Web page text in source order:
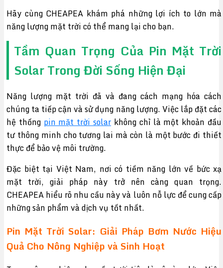
Hãy cùng CHEAPEA khám phá những lợi ích to lớn mà
năng lượng mặt trời có thể mang lại cho bạn.
Tầm Quan Trọng Của Pin Mặt Trời
Solar Trong Đời Sống Hiện Đại
Năng lượng mặt trời đã và đang cách mạng hóa cách
chúng ta tiếp cận và sử dụng năng lượng. Việc lắp đặt các
hệ thống pin mặt trời solarkhông chỉ là một khoản đầu
tư thông minh cho tương lai mà còn là một bước đi thiết
thực để bảo vệ môi trường.
Đặc biệt tại Việt Nam, nơi có tiềm năng lớn về bức xạ
mặt trời, giải pháp này trở nên càng quan trọng.
CHEAPEA hiểu rõ nhu cầu này và luôn nỗ lực để cung cấp
những sản phẩm và dịch vụ tốt nhất.
Pin Mặt Trời Solar: Giải Pháp Bơm Nước Hiệu
Quả Cho Nông Nghiệp và Sinh Hoạt